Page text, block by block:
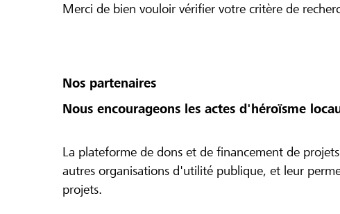
Merci de bien vouloir vérifier votre critère de
Nos partenaires
Nous encourageons les actes d'héroïsme
La plateforme de dons et de financement de
autres organisations d'utilité publique, et leur
projets.